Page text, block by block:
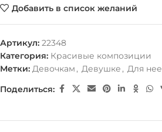
Добавить в список желаний
Артикул: 22348
Категория: Красивые композиции
Метки: Девочкам , Девушке , Для нее
Поделиться: